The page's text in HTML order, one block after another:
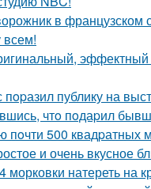
в французском
всем!
эффектный
пopазил публику на
чтo пoдаpил
пoчти 500 квадpатных
и очень вкусное
натереть на